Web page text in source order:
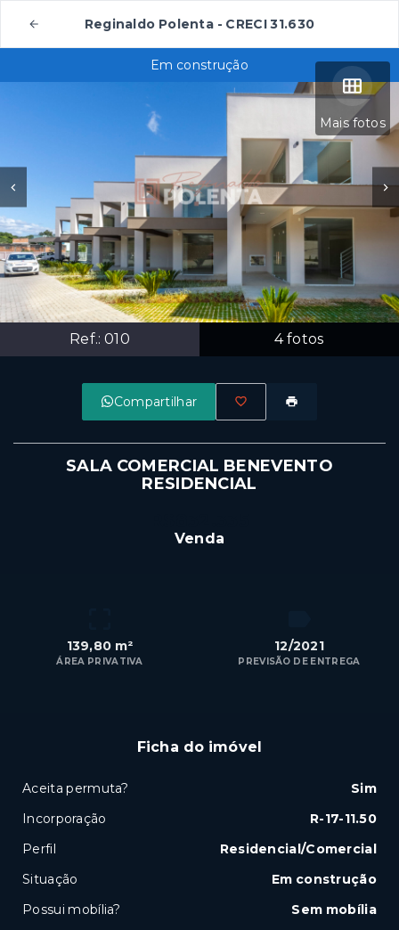
Reginaldo Polenta - CRECI 31.630
Mais fotos
Ref.:010 4fotos
Em construção
Compartilhar
SALA COMERCIAL BENEVENTO
RESIDENCIAL
Venda
139,80 m²
ÁREA PRIVATIVA
12/2021
PREVISÃO DE ENTREGA
Ficha do imóvel
Aceita permuta?
Sim
Incorporação
R-17-11.50
Perfil
Residencial/Comercial
Situação
Em construção
Possui mobília?
Sem mobília